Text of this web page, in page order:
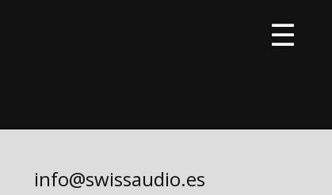
info@swissaudio.es